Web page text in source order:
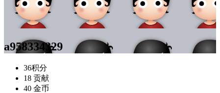
a958334329
36积分
18 贡献
40 金币